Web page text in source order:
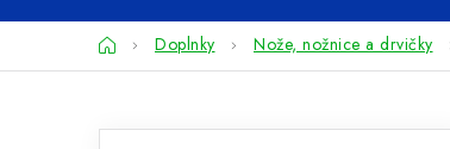
DomovDoplnky Nože, nožnice a drvičky